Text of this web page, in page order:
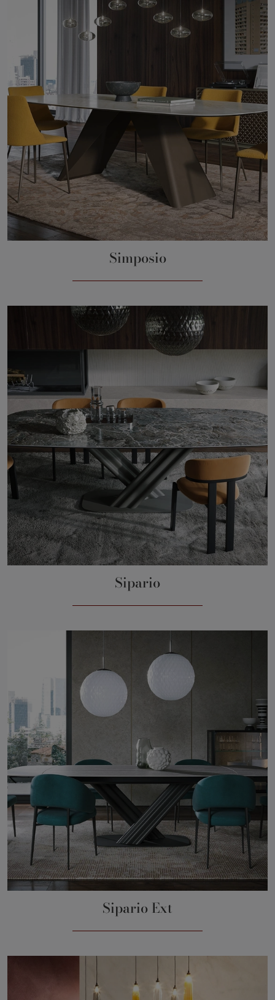
Simposio
Sipario
Sipario Ext